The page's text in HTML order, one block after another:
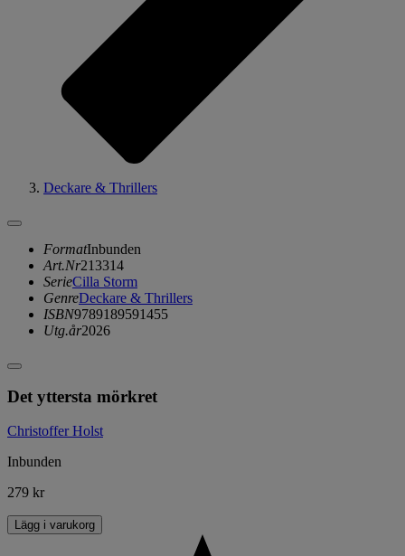
Deckare & Thrillers
FormatInbunden
Art.Nr213314
SerieCilla Storm
GenreDeckare & Thrillers
ISBN9789189591455
Utg.år2026
Det yttersta mörkret
Christoffer Holst
Inbunden
279 kr
Lägg i varukorg